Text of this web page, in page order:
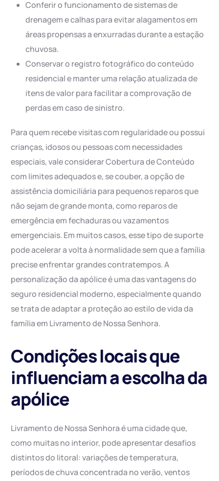
Conferir o funcionamento de sistemas de
drenagem e calhas para evitar alagamentos em
áreas propensas a enxurradas durante a estação
chuvosa.
Conservar o registro fotográfico do conteúdo
residencial e manter uma relação atualizada de
itens de valor para facilitar a comprovação de
perdas em caso de sinistro.
Para quem recebe visitas com regularidade ou possui
crianças, idosos ou pessoas com necessidades
especiais, vale considerar Cobertura de Conteúdo
com limites adequados e, se couber, a opção de
assistência domiciliária para pequenos reparos que
não sejam de grande monta, como reparos de
emergência em fechaduras ou vazamentos
emergenciais. Em muitos casos, esse tipo de suporte
pode acelerar a volta à normalidade sem que a família
precise enfrentar grandes contratempos. A
personalização da apólice é uma das vantagens do
seguro residencial moderno, especialmente quando
se trata de adaptar a proteção ao estilo de vida da
família em Livramento de Nossa Senhora.
Condições locais que
influenciam a escolha da
apólice
Livramento de Nossa Senhora é uma cidade que,
como muitas no interior, pode apresentar desafios
distintos do litoral: variações de temperatura,
períodos de chuva concentrada no verão, ventos